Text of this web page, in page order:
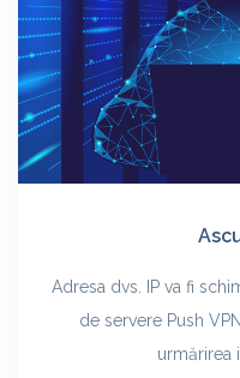
Adresa dvs. IP va fi
de servere Push
urmărirea